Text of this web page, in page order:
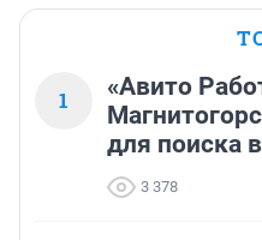
1
«Авито
для поиска
3 378